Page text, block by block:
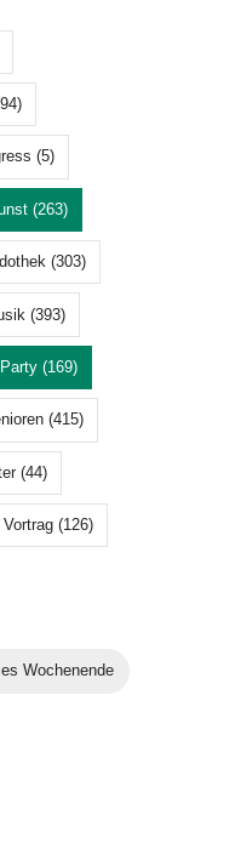
(5)
(263)
(303)
(393)
Party (169)
(415)
(44)
Vortrag (126)
Wochenende